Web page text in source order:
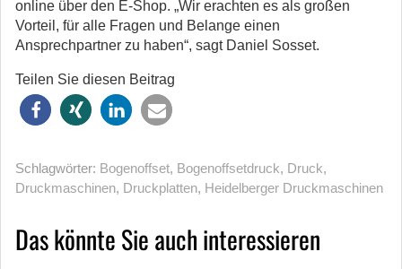
online über den E-Shop. „Wir erachten es als großen
Vorteil, für alle Fragen und Belange einen
Ansprechpartner zu haben“, sagt Daniel Sosset.
Teilen Sie diesen Beitrag
Schlagwörter: Bogenoffset, Bogenoffsetdruck, Druck,
Druckmaschinen, Druckplatten, Heidelberger Druckmaschinen
Das könnte Sie auch interessieren